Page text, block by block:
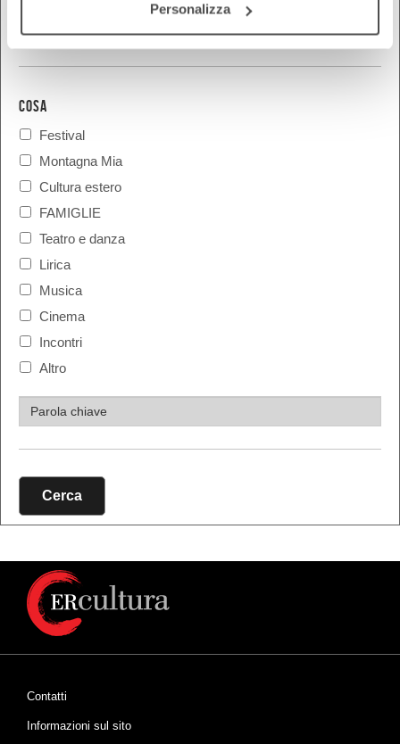
Personalizza
COSA
Festival
Montagna Mia
Cultura estero
FAMIGLIE
Teatro e danza
Lirica
Musica
Cinema
Incontri
Altro
Cerca
Contatti
Informazioni sul sito